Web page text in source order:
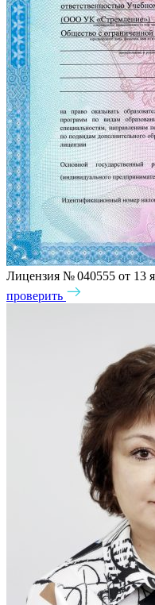
Лицензия № 040555 от 13
проверить